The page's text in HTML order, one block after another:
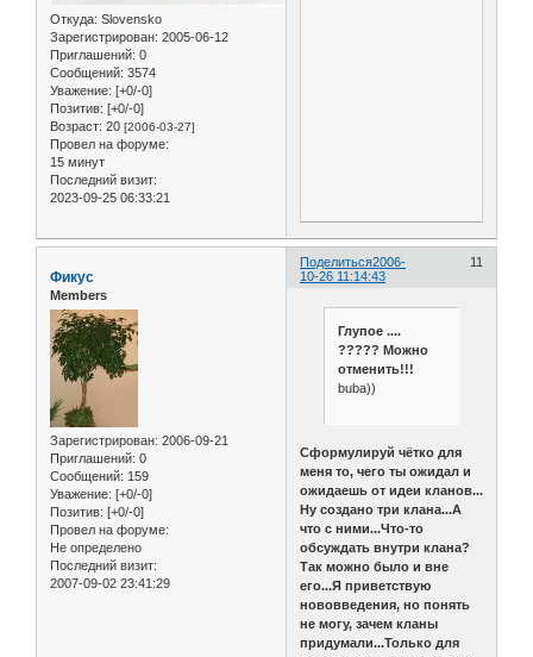
Откуда: Slovensko
Зарегистрирован: 2005-06-12
Приглашений: 0
Сообщений: 3574
Уважение: [+0/-0]
Позитив: [+0/-0]
Возраст: 20 [2006-03-27]
Провел на форуме:
15 минут
Последний визит:
2023-09-25 06:33:21
Поделиться 11
2006-
10-26 11:14:43
Фикус
Members
Зарегистрирован: 2006-09-21
Приглашений: 0
Сообщений: 159
Уважение: [+0/-0]
Позитив: [+0/-0]
Провел на форуме:
Не определено
Последний визит:
2007-09-02 23:41:29
Глупое ....
????? Можно
отменить!!!
buba))
Сформулируй чётко для
меня то, чего ты ожидал и
ожидаешь от идеи кланов...
Ну создано три клана...А
что с ними...Что-то
обсуждать внутри клана?
Так можно было и вне
его...Я приветствую
нововведения, но понять
не могу, зачем кланы
придумали...Только для